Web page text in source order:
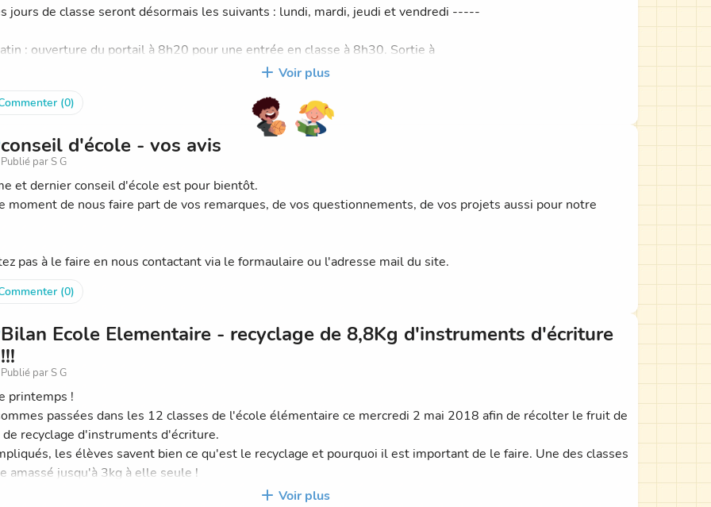
de rentrée pour échanger entre parents de la vie de l'école
des stylos
donc !
jours de classe seront désormais les suivants : lundi, mardi, jeudi et vendredi -----
: ouverture du portail à 8h20 pour une entrée en classe à 8h30. Sortie à
midi : ouverture du portail à 13h20 pour une entrée en classe à 13h30. Sortie
payante du matin de 7h30 à 8h20.
d’accueil périscolaire le soir : 16h30- 17h ou 16h30-17h45.
site/page/572639
Voir plus
(0)
conseil d'école - vos avis
Publié par S G
et dernier conseil d'école est pour bientôt.
moment de nous faire part de vos remarques, de vos questionnements, de vos projets aussi pour notre
pas à le faire en nous contactant via le formaulaire ou l'adresse mail du site.
(0)
Bilan Ecole Elementaire - recyclage de 8,8Kg d'instruments d'écriture
!!!
Publié par S G
printemps !
passées dans les 12 classes de l'école élémentaire ce mercredi 2 mai 2018 afin de récolter le fruit de
de recyclage d'instruments d'écriture.
les élèves savent bien ce qu'est le recyclage et pourquoi il est important de le faire. Une des classes
amassé jusqu'à 3kg à elle seule !
après avoir pesé le tout, nous arrivons à 8,8kg.
Voir plus